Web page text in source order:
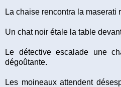
La chaise rencontra la maserati
Un chat noir étale la table
Le détective escalade une
dégoûtante.
Les moineaux attendent